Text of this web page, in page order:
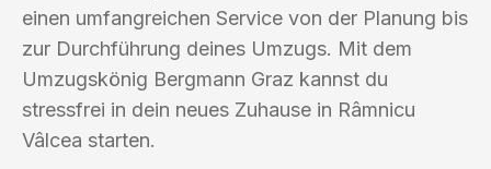
einen umfangreichen Service von der Planung bis
zur Durchführung deines Umzugs. Mit dem
Umzugskönig Bergmann Graz kannst du
stressfrei in dein neues Zuhause in Râmnicu
Vâlcea starten.